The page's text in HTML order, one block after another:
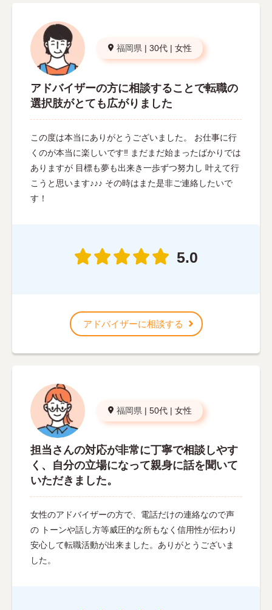
福岡県 | 30代 | 女性
アドバイザーの方に相談することで転職の
選択肢がとても広がりました
この度は本当にありがとうございました。 お仕事に行
くのが本当に楽しいです‼︎ まだまだ始まったばかりでは
ありますが 目標も夢も出来き一歩ずつ努力し 叶えて行
こうと思います♪♪♪ その時はまた是非ご連絡したいで
す！
5.0
アドバイザーに相談する
福岡県 | 50代 | 女性
担当さんの対応が非常に丁寧で相談しやす
く、自分の立場になって親身に話を聞いて
いただきました。
女性のアドバイザーの方で、電話だけの連絡なので声
の トーンや話し方等威圧的な所もなく信用性が伝わり
安心して転職活動が出来ました。ありがとうございま
した。